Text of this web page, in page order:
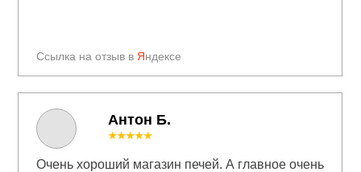
Антон Б.
Ссылка на отзыв в Яндексе
★★★★★
Очень хороший магазин печей. А главное очень